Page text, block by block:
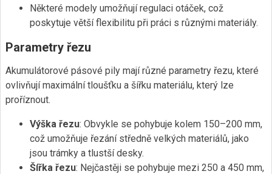
Některé modely umožňují regulaci otáček, což
poskytuje větší flexibilitu při práci s různými materiály.
Parametry řezu
Akumulátorové pásové pily mají různé parametry řezu, které
ovlivňují maximální tloušťku a šířku materiálu, který lze
proříznout.
Výška řezu: Obvykle se pohybuje kolem 150–200 mm,
což umožňuje řezání středně velkých materiálů, jako
jsou trámky a tlustší desky.
Šířka řezu: Nejčastěji se pohybuje mezi 250 a 450 mm,